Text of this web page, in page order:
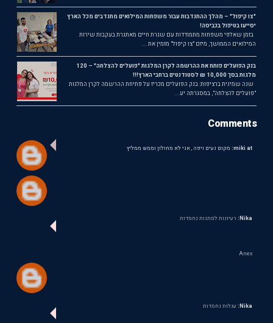
"צו קיפול" – מהלך ההתנדבות עבור משפחות המילואים מתנדבים מכל הארץ
יסייעו בטיפול בכביסה!
בזמן שאלפי משפחות מתמודדות עם שגרת חיים מאתגרת בעקבות שירות
המילואים הממושך, מיזם "צו קיפול" מזמין את ...
בנק הפועלים פותח את ההרשמה לקרן המלגות "פועלים להצלחה" – 120
מלגות בסך 10,000 ₪ לסטודנטים ברחבי הארץ!!!
שנה שמינית ברציפות: בנק הפועלים מכריז על פתיחת ההרשמה לקרן המלגות
"פועלים להצלחה", במסגרתה יע...
Comments
miki at: מקום נעים ויפה , אני לא מחולון וממש ממליץ
Nika: רעיונות למתנות נחמדות
Anex
Nika: עגלות נחמדות